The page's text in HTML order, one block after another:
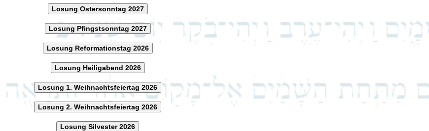
Losung Ostersonntag 2027
Losung Pfingstsonntag 2027
Losung Reformationstag 2026
Losung Heiligabend 2026
Losung 1. Weihnachtsfeiertag 2026
Losung 2. Weihnachtsfeiertag 2026
Losung Silvester 2026